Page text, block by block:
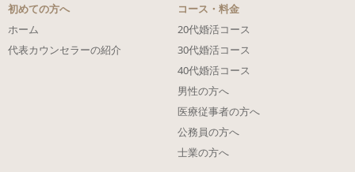
初めての方へ
ホーム
代表カウンセラーの紹介
コース・料金
20代婚活コース
30代婚活コース
40代婚活コース
男性の方へ
医療従事者の方へ
公務員の方へ
士業の方へ